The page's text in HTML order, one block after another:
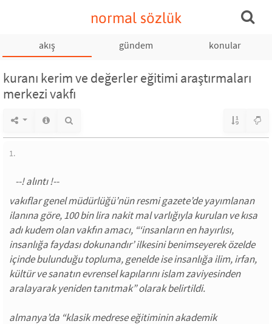
normal sözlük
akış gündem konular
kuranı kerim ve değerler eğitimi araştırmaları
merkezi vakfı
1.
vakıflar genel müdürlüğü’nün resmi gazete’de yayımlanan
ilanına göre, 100 bin lira nakit mal varlığıyla kurulan ve kısa
adı kudem olan vakfın amacı, “‘insanların en hayırlısı,
insanlığa faydası dokunandır’ ilkesini benimseyerek özelde
içinde bulunduğu topluma, genelde ise insanlığa ilim, irfan,
kültür ve sanatın evrensel kapılarını islam zaviyesinden
aralayarak yeniden tanıtmak” olarak belirtildi.
almanya’da “klasik medrese eğitiminin akademik